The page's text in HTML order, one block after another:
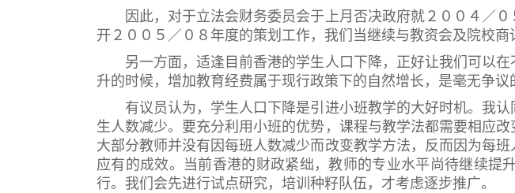
因此，对于立法会财务委员会于上月否决政府就２００４／０
开２００５／０８年度的策划工作，我们当继续与教资会及院校
另一方面，适逢目前香港的学生人口下降，正好让我们可以在
升的时候，增加教育经费属于现行政策下的自然增长，是毫无争
有议员认为，学生人口下降是引进小班教学的大好时机。我认
生人数减少。要充分利用小班的优势，课程与教学法都需要相应
大部分教师并没有因每班人数减少而改变教学方法，反而因为每
应有的成效。当前香港的财政紧绌，教师的专业水平尚待继续
行。我们会先进行试点研究，培训种籽队伍，才考虑逐步推广。